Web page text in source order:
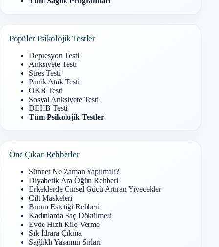
Popüler Psikolojik Testler
Depresyon Testi
Anksiyete Testi
Stres Testi
Panik Atak Testi
OKB Testi
Sosyal Anksiyete Testi
DEHB Testi
Tüm Psikolojik Testler
Öne Çıkan Rehberler
Sünnet Ne Zaman Yapılmalı?
Diyabetik Ara Öğün Rehberi
Erkeklerde Cinsel Gücü Artıran Yiyecekler
Cilt Maskeleri
Burun Estetiği Rehberi
Kadınlarda Saç Dökülmesi
Evde Hızlı Kilo Verme
Sık İdrara Çıkma
Sağlıklı Yaşamın Sırları